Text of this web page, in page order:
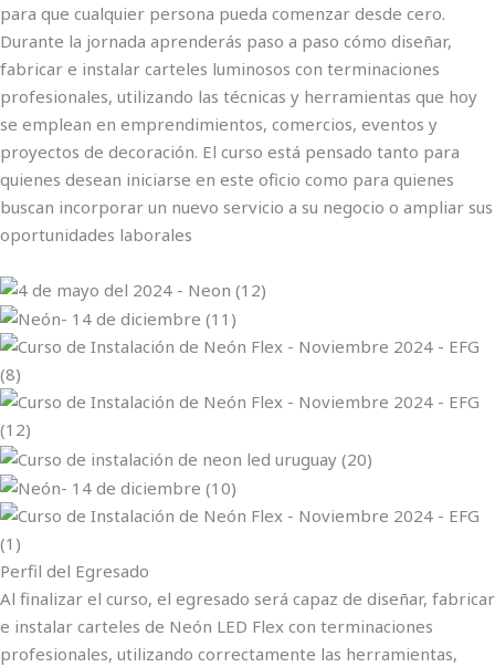
para que cualquier persona pueda comenzar desde cero.
Durante la jornada aprenderás paso a paso cómo diseñar,
fabricar e instalar carteles luminosos con terminaciones
profesionales, utilizando las técnicas y herramientas que hoy
se emplean en emprendimientos, comercios, eventos y
proyectos de decoración. El curso está pensado tanto para
quienes desean iniciarse en este oficio como para quienes
buscan incorporar un nuevo servicio a su negocio o ampliar sus
oportunidades laborales
Perfil del Egresado
Al finalizar el curso, el egresado será capaz de diseñar, fabricar
e instalar carteles de Neón LED Flex con terminaciones
profesionales, utilizando correctamente las herramientas,